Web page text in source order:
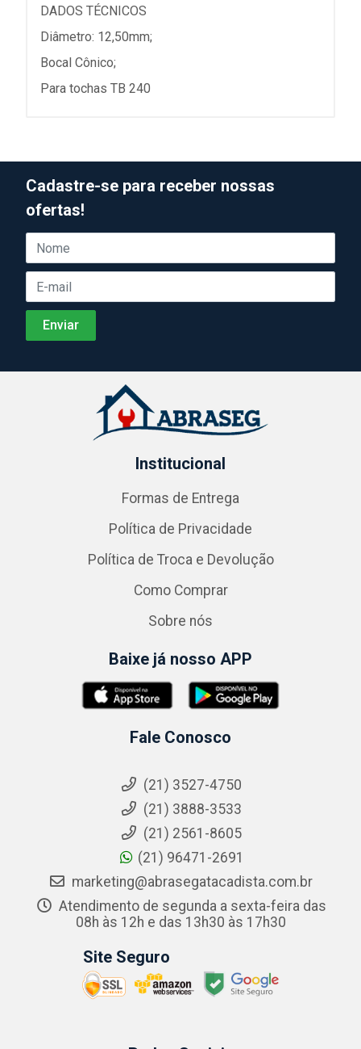
DADOS TÉCNICOS
Diâmetro: 12,50mm;
Bocal Cônico;
Para tochas TB 240
Cadastre-se para receber nossas
ofertas!
Institucional
Formas de Entrega
Política de Privacidade
Política de Troca e Devolução
Como Comprar
Sobre nós
Baixe já nosso APP
Fale Conosco
(21) 3527-4750
(21) 3888-3533
(21) 2561-8605
(21) 96471-2691
marketing@abrasegatacadista.com.br
Atendimento de segunda a sexta-feira das
08h às 12h e das 13h30 às 17h30
Site Seguro